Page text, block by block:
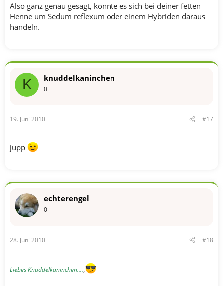
Also ganz genau gesagt, könnte es sich bei deiner fetten
Henne um Sedum reflexum oder einem Hybriden daraus
handeln.
K knuddelkaninchen
0
19. Juni 2010 #17
jupp
echterengel
0
28. Juni 2010 #18
Liebes Knuddelkaninchen....,